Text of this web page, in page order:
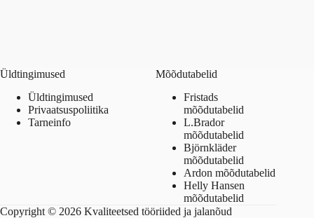
Üldtingimused
Üldtingimused
Privaatsuspoliitika
Tarneinfo
Mõõdutabelid
Fristads
mõõdutabelid
L.Brador
mõõdutabelid
Björnkläder
mõõdutabelid
Ardon mõõdutabelid
Helly Hansen
mõõdutabelid
Copyright © 2026 Kvaliteetsed tööriided ja jalanõud